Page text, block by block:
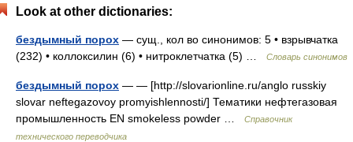
Look at other dictionaries:
бездымный порох — сущ., кол во синонимов: 5 • взрывчатка
(232) • коллоксилин (6) • нитроклетчатка (5) …
Словарь синонимов
бездымный порох — — [http://slovarionline.ru/anglo russkiy
slovar neftegazovoy promyishlennosti/] Тематики нефтегазовая
промышленность EN smokeless powder …
Справочник
технического переводчика